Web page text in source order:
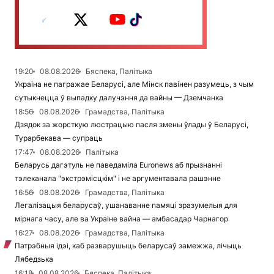
19:20 08.08.2026
Бяспека, Палітыка
Украіна не пагражае Беларусі, але Мінск павінен разумець, з чым
сутыкнецца ў выпадку далучэння да вайны — Дземчанка
18:56
08.08.2026
Грамадства, Палітыка
Дзядок за жорсткую люстрацыю пасля змены ўлады ў Беларусі,
Турарбекава — супраць
17:47
08.08.2026
Палітыка
Беларусь дагэтуль не паведаміла Euronews аб прызнанні
тэлеканала "экстрэмісцкім" і не аргументавала рашэнне
16:56
08.08.2026
Грамадства, Палітыка
Легалізацыя беларусаў, ушанаванне памяці зразумелыя для
мірнага часу, але ва Украіне вайна — амбасадар Чарнагор
16:27
08.08.2026
Грамадства, Палітыка
Патрэбныя ідэі, каб разварушыць беларусаў замежжа, лічыць
Лябедзька